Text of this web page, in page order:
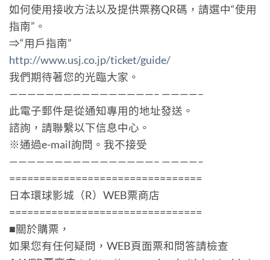
如何使用接收方法以及提供票務QR碼，請選中“使用
指南”。
⇒“用戶指南”
http://www.usj.co.jp/ticket/guide/
我們期待著您的光臨大家。
————————————————– ————–
此電子郵件是從通知專用的地址發送。
諮詢，請聯繫以下信息中心。
※通過e-mail詢問。我不接受
————————————————– ————–
================================
日本環球影城（R）WEB票商店
================================
■關於購票，
如果您有任何疑問，WEB頁面票和問答請檢查